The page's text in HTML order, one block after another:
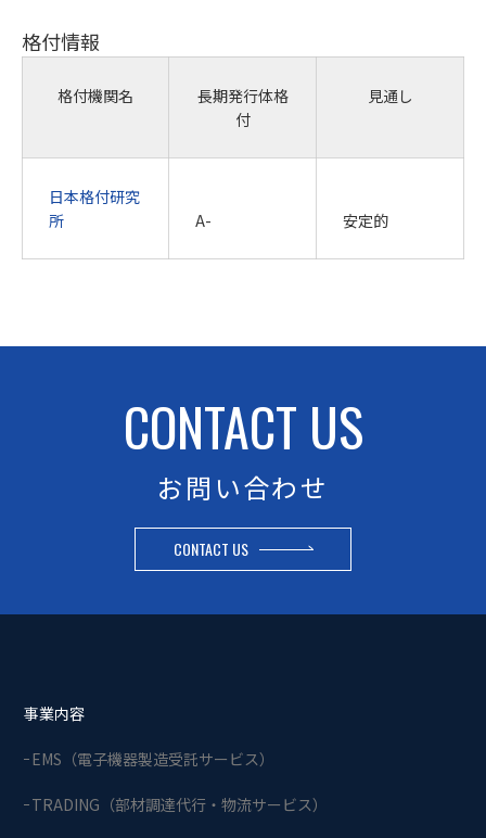
格付情報
格付機関名
長期発行体格
付
見通し
日本格付研究
所
A- 安定的
CONTACT US
お問い合わせ
CONTACT US
事業内容
EMS（電子機器製造受託サービス）
TRADING（部材調達代行・物流サービス）